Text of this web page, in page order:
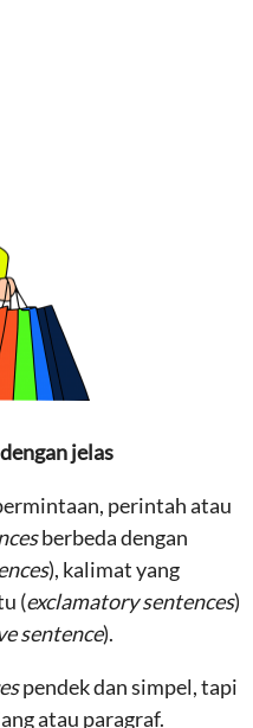
jelas
perintah atau
berbeda dengan
), kalimat yang
(exclamatory sentences)
sentence).
pendek dan simpel, tapi
atau paragraf.